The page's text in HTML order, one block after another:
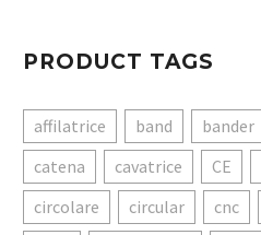
PRODUCT TAGS
affilatrice band bander
catena
cavatrice CE
circolare
circular cnc